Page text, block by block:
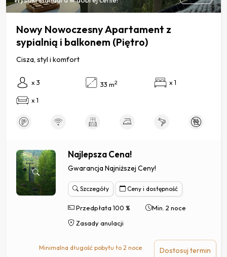
Nowy Nowoczesny Apartament z
sypialnią i balkonem (Piętro)
Cisza, styl i komfort
x 3 33 m2 x 1
x 1
Najlepsza Cena!
Gwarancja Najniższej Ceny!
Szczegóły Ceny i dostępność
Przedpłata 100 %
Min. 2 noce
Zasady anulacji
Minimalna długość pobytu to 2 noce Dostosuj termin